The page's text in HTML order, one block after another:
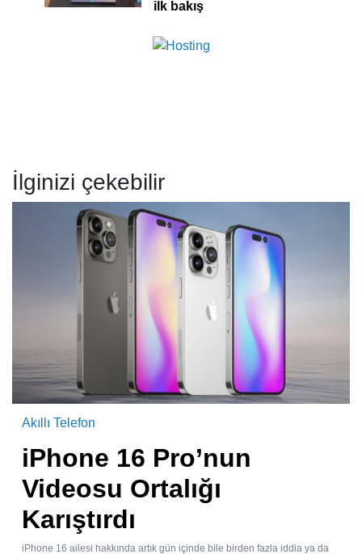
ilk bakış
İlginizi çekebilir
Akıllı Telefon
iPhone 16 Pro’nun
Videosu Ortalığı
Karıştırdı
iPhone 16 ailesi hakkında artık gün içinde bile birden fazla iddia ya da